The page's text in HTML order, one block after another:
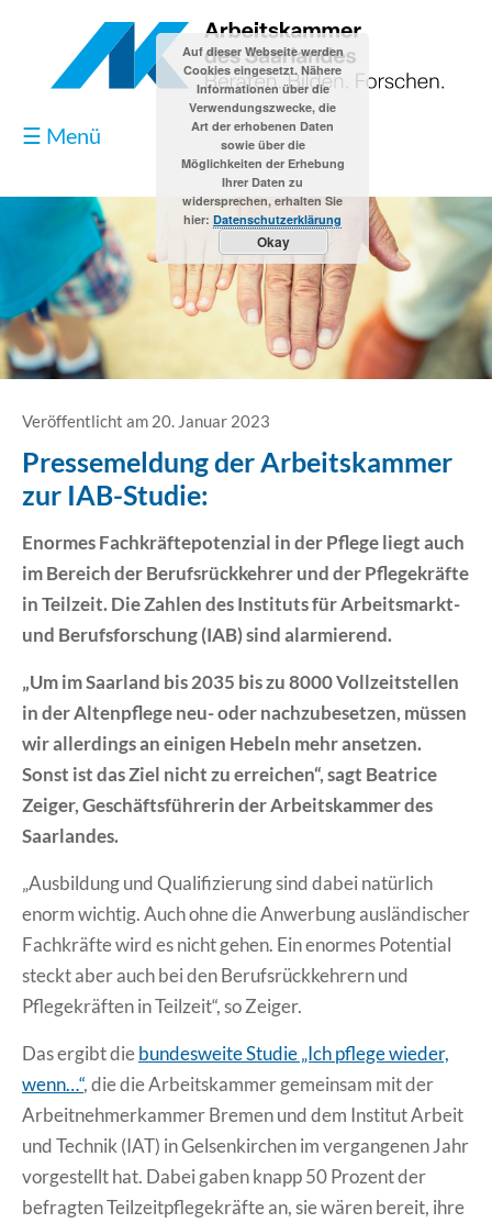
☰ Menü
Blog
Kontakt
Datenschutzerklärung
Veröffentlicht am 20. Januar 2023
Pressemeldung der Arbeitskammer
zur IAB-Studie:
Enormes Fachkräftepotenzial in der Pflege liegt auch
im Bereich der Berufsrückkehrer und der Pflegekräfte
in Teilzeit. Die Zahlen des Instituts für Arbeitsmarkt-
und Berufsforschung (IAB) sind alarmierend.
„Um im Saarland bis 2035 bis zu 8000 Vollzeitstellen
in der Altenpflege neu- oder nachzubesetzen, müssen
wir allerdings an einigen Hebeln mehr ansetzen.
Sonst ist das Ziel nicht zu erreichen“, sagt Beatrice
Zeiger, Geschäftsführerin der Arbeitskammer des
Saarlandes.
„Ausbildung und Qualifizierung sind dabei natürlich
enorm wichtig. Auch ohne die Anwerbung ausländischer
Fachkräfte wird es nicht gehen. Ein enormes Potential
steckt aber auch bei den Berufsrückkehrern und
Pflegekräften in Teilzeit“, so Zeiger.
Das ergibt diebundesweite Studie „Ich pflege wieder,
wenn…“, die die Arbeitskammer gemeinsam mit der
Arbeitnehmerkammer Bremen und dem Institut Arbeit
und Technik (IAT) in Gelsenkirchen im vergangenen Jahr
vorgestellt hat. Dabei gaben knapp 50 Prozent der
befragten Teilzeitpflegekräfte an, sie wären bereit, ihre
Auf dieser Webseite werden
Cookies eingesetzt. Nähere
Informationen über die
Verwendungszwecke, die
Art der erhobenen Daten
sowie über die
Möglichkeiten der Erhebung
Ihrer Daten zu
widersprechen, erhalten Sie
hier: Datenschutzerklärung
Okay